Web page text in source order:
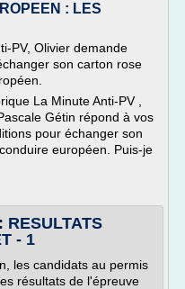
: LES
PV, Olivier demande
son carton rose
La Minute Anti-PV ,
Gétin répond à vos
pour échanger son
européen. Puis-je
RESULTATS
- 1
les candidats au permis
résultats de l'épreuve